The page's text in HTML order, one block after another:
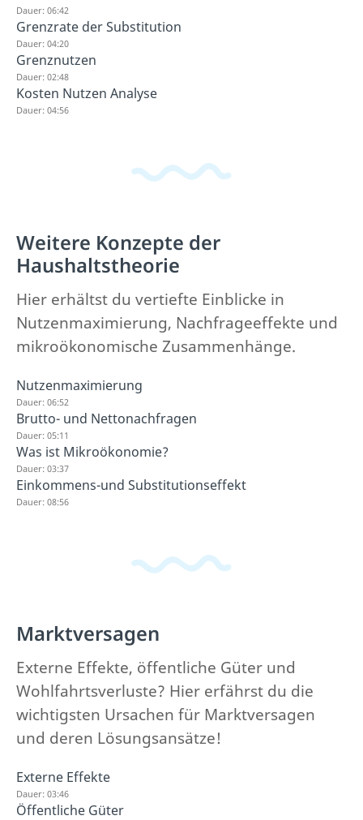
Dauer: 06:42
Grenzrate der Substitution
Dauer: 04:20
Grenznutzen
Dauer: 02:48
Kosten Nutzen Analyse
Dauer: 04:56
Weitere Konzepte der
Haushaltstheorie
Hier erhältst du vertiefte Einblicke in
Nutzenmaximierung, Nachfrageeffekte und
mikroökonomische Zusammenhänge.
Nutzenmaximierung
Dauer: 06:52
Brutto- und Nettonachfragen
Dauer: 05:11
Was ist Mikroökonomie?
Dauer: 03:37
Einkommens-und Substitutionseffekt
Dauer: 08:56
Marktversagen
Externe Effekte, öffentliche Güter und
Wohlfahrtsverluste? Hier erfährst du die
wichtigsten Ursachen für Marktversagen
und deren Lösungsansätze!
Externe Effekte
Dauer: 03:46
Öffentliche Güter